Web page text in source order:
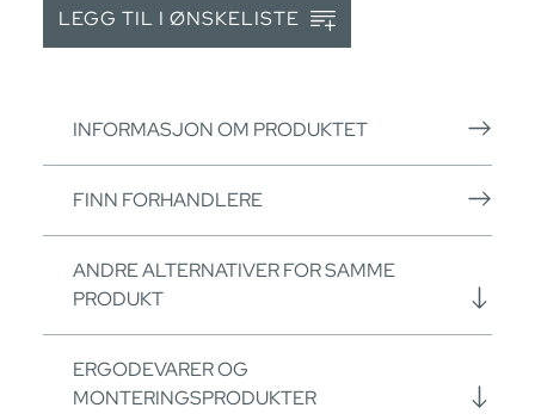
LEGG TIL I ØNSKELISTE
INFORMASJON OM PRODUKTET
FINN FORHANDLERE
ANDRE ALTERNATIVER FOR SAMME
PRODUKT
ERGODEVARER OG
MONTERINGSPRODUKTER